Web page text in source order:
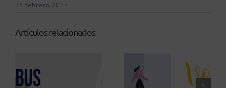
25 febrero 2015
Artículos relacionados